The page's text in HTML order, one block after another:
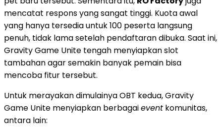
mencatat respons yang sangat tinggi. Kuota awal
yang hanya tersedia untuk 100 peserta langsung
penuh, tidak lama setelah pendaftaran dibuka. Saat ini,
Gravity Game Unite tengah menyiapkan slot
tambahan agar semakin banyak pemain bisa
mencoba fitur tersebut.
Untuk merayakan dimulainya OBT kedua, Gravity
Game Unite menyiapkan berbagaievent komunitas,
antara lain: